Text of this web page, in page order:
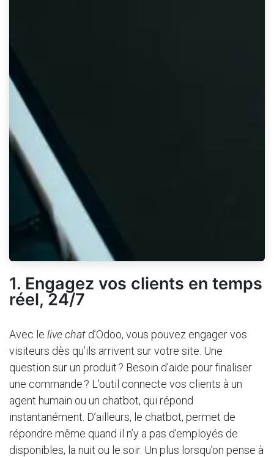
1. Engagez vos clients en temps
réel, 24/7
Avec le live chat d’Odoo, vous pouvez engager vos
visiteurs dès qu’ils arrivent sur votre site. Une
question sur un produit ? Besoin d’aide pour finaliser
une commande ? L’outil connecte vos clients à un
agent humain ou un chatbot, qui répond
instantanément. D’ailleurs, le chatbot, permet de
répondre même quand il n’y a pas d’employés de
disponibles, la nuit ou le soir. Un plus lorsqu’on pense à